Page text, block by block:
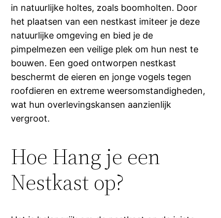
in natuurlijke holtes, zoals boomholten. Door
het plaatsen van een nestkast imiteer je deze
natuurlijke omgeving en bied je de
pimpelmezen een veilige plek om hun nest te
bouwen. Een goed ontworpen nestkast
beschermt de eieren en jonge vogels tegen
roofdieren en extreme weersomstandigheden,
wat hun overlevingskansen aanzienlijk
vergroot.
Hoe Hang je een
Nestkast op?